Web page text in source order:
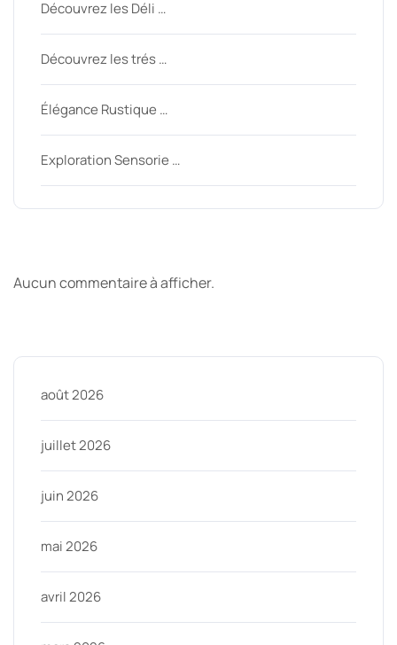
Découvrez les Déli …
Découvrez les trés …
Élégance Rustique …
Exploration Sensorie …
Aucun commentaire à afficher.
août 2026
juillet 2026
juin 2026
mai 2026
avril 2026